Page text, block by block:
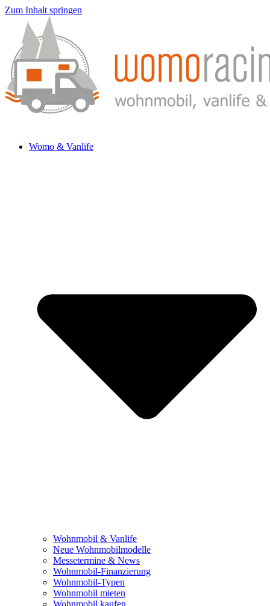
Zum Inhalt springen
Womo & Vanlife
Wohnmobil & Vanlife
Neue Wohnmobilmodelle
Messetermine & News
Wohnmobil-Finanzierung
Wohnmobil-Typen
Wohnmobil mieten